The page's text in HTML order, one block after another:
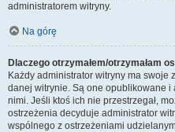
administratorem witryny.
Na górę
Dlaczego otrzymałem/otrzymałam
Każdy administrator witryny ma
danej witrynie. Są one opublikowane
nimi. Jeśli ktoś ich nie przestrzegał,
ostrzeżenia decyduje administrator
wspólnego z ostrzeżeniami